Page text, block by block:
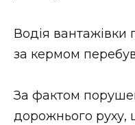
Водія вантажівки
за кермом
За фактом
дорожнього руху,